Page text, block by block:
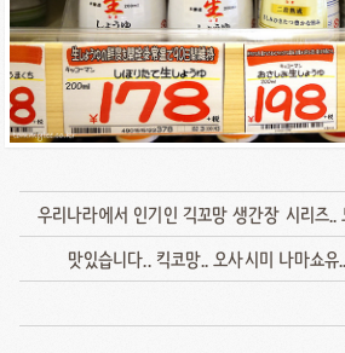
우리나라에서 인기인 긱꼬망 생간장 시리즈
맛있습니다.. 킥코망.. 오사시미 나마쇼